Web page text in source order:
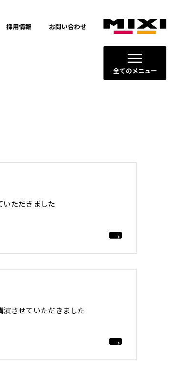
全てのメニュー
採用情報 お問い合わせ
いただきました
させていただきました